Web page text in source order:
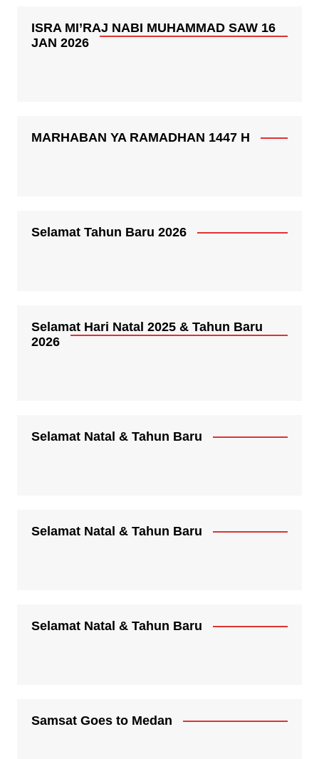
ISRA MI’RAJ NABI MUHAMMAD SAW 16
JAN 2026
MARHABAN YA RAMADHAN 1447 H
Selamat Tahun Baru 2026
Selamat Hari Natal 2025 & Tahun Baru
2026
Selamat Natal & Tahun Baru
Selamat Natal & Tahun Baru
Selamat Natal & Tahun Baru
Samsat Goes to Medan